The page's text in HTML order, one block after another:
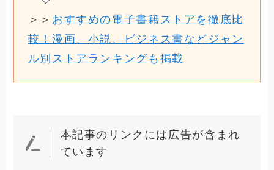
＞＞ おすすめの電子書籍ストアを徹底比
較！漫画、小説、ビジネス書などジャン
ル別ストアランキングも掲載
本記事のリンクには広告が含まれ
ています